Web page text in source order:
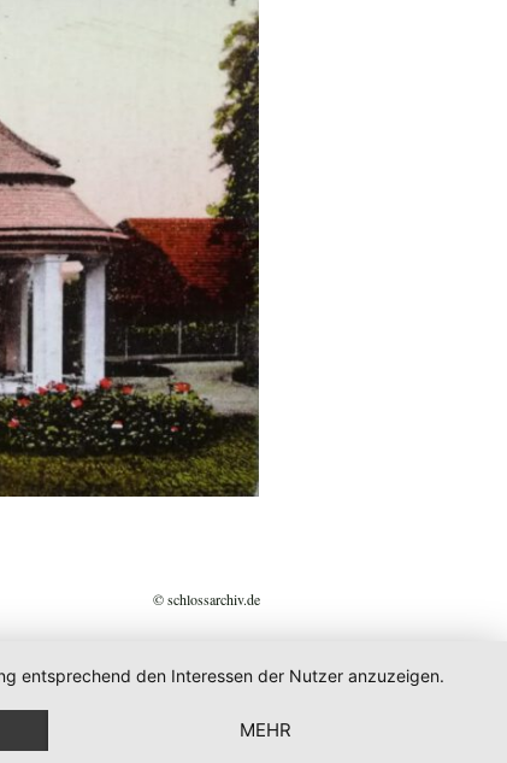
© schlossarchiv.de
entsprechend den Interessen der Nutzer anzuzeigen.
MEHR